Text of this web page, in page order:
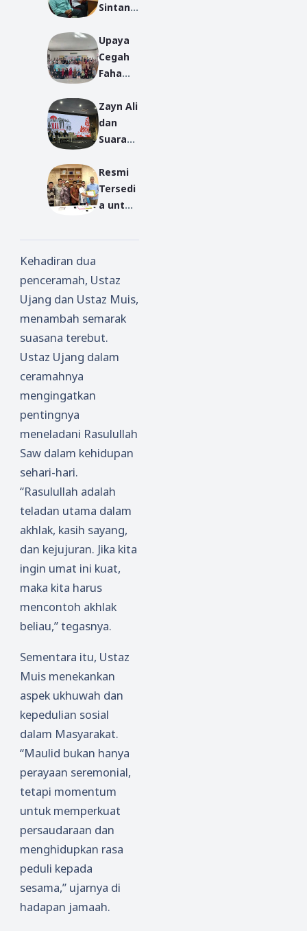
Sintang
kan 35
Jemaah
Haji
2026
Upaya
Cegah
Faham
sme,
IKSASS
dan
Gelar
Semina
r
ian
Zayn Ali
dan
Suara
Mengge
tarkan
Festival
Depan
Resmi
Tersedi
a untuk
Muslim
Muslim
Calende
r App
Gaet
Staf
Kehadiran dua
penceramah, Ustaz
Ujang dan Ustaz Muis,
menambah semarak
suasana terebut.
Ustaz Ujang dalam
ceramahnya
mengingatkan
pentingnya
meneladani Rasulullah
Saw dalam kehidupan
sehari-hari.
“Rasulullah adalah
teladan utama dalam
akhlak, kasih sayang,
dan kejujuran. Jika kita
ingin umat ini kuat,
maka kita harus
mencontoh akhlak
beliau,” tegasnya.
Sementara itu, Ustaz
Muis menekankan
aspek ukhuwah dan
kepedulian sosial
dalam Masyarakat.
“Maulid bukan hanya
perayaan seremonial,
tetapi momentum
untuk memperkuat
persaudaraan dan
menghidupkan rasa
peduli kepada
sesama,” ujarnya di
hadapan jamaah.